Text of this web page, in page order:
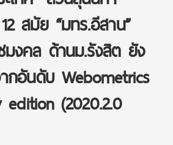
สมัย “มทร.อีสาน”
งคล ด้านม.รังสิต ยัง
กอันดับ Webometrics
edition (2020.2.0